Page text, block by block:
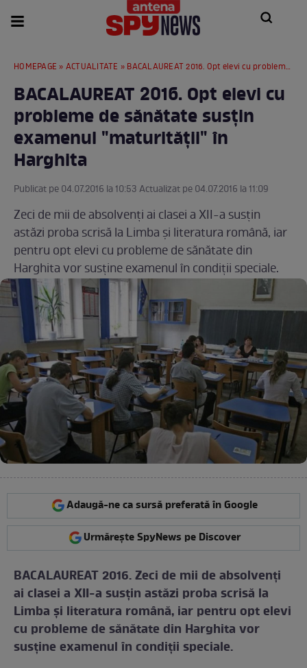
HOMEPAGE » ACTUALITATE » BACALAUREAT 2016. Opt elevi cu probleme de sănătate susţin examenul "maturităţii" în Harghita
BACALAUREAT 2016. Opt elevi cu
probleme de sănătate susţin
examenul "maturităţii" în
Harghita
Publicat pe 04.07.2016 la 10:53 Actualizat pe 04.07.2016 la 11:09
Zeci de mii de absolvenţi ai clasei a XII-a susţin
astăzi proba scrisă la Limba şi literatura română, iar
pentru opt elevi cu probleme de sănătate din
Harghita vor susţine examenul în condiţii speciale.
Adaugă-ne ca sursă preferată în Google
Urmărește SpyNews pe Discover
BACALAUREAT 2016. Zeci de mii de absolvenţi
ai clasei a XII-a susţin astăzi proba scrisă la
Limba şi literatura română, iar pentru opt elevi
cu probleme de sănătate din Harghita vor
susţine examenul în condiţii speciale.